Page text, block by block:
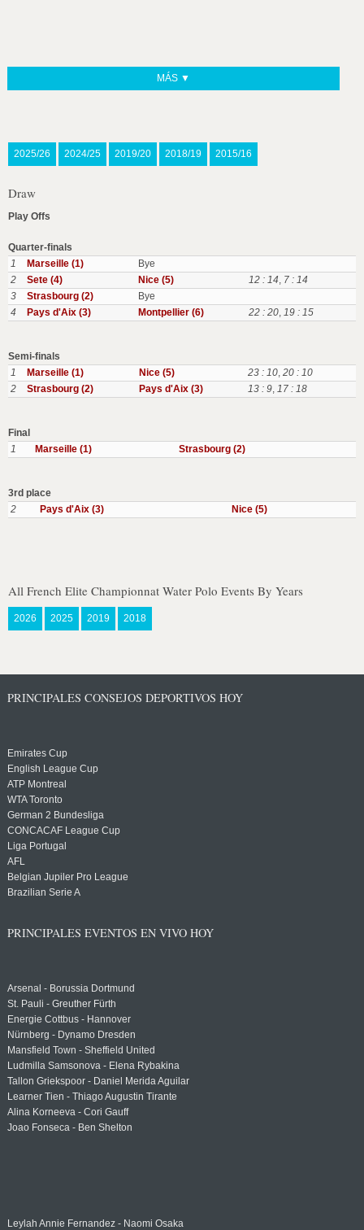
MÁS ▼
2025/26 2024/25 2019/20 2018/19 2015/16
Draw
Play Offs
Quarter-finals
1
Marseille (1)
Bye
2
Sete (4) Nice (5) 12 : 14, 7 : 14
3
Strasbourg (2)
Bye
4
Pays d'Aix (3) Montpellier (6) 22 : 20, 19 : 15
Semi-finals
1
Marseille (1) Nice (5) 23 : 10, 20 : 10
2
Strasbourg (2) Pays d'Aix (3) 13 : 9, 17 : 18
Final
1
Marseille (1) Strasbourg (2)
3rd place
2
Pays d'Aix (3) Nice (5)
All French Elite Championnat Water Polo Events By Years
2026 2025 2019 2018
PRINCIPALES CONSEJOS DEPORTIVOS HOY
Emirates Cup
English League Cup
ATP Montreal
WTA Toronto
German 2 Bundesliga
CONCACAF League Cup
Liga Portugal
AFL
Belgian Jupiler Pro League
Brazilian Serie A
PRINCIPALES EVENTOS EN VIVO HOY
Arsenal - Borussia Dortmund
St. Pauli - Greuther Fürth
Energie Cottbus - Hannover
Nürnberg - Dynamo Dresden
Mansfield Town - Sheffield United
Ludmilla Samsonova - Elena Rybakina
Tallon Griekspoor - Daniel Merida Aguilar
Learner Tien - Thiago Augustin Tirante
Alina Korneeva - Cori Gauff
Joao Fonseca - Ben Shelton
Leylah Annie Fernandez - Naomi Osaka